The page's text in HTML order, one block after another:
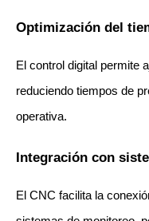
Optimización del
El control digital permite
reduciendo tiempos de
operativa.
Integración con
El CNC facilita la